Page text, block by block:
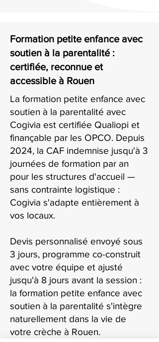
Formation petite enfance avec
soutien à la parentalité :
certifiée, reconnue et
accessible à Rouen
La formation petite enfance avec
soutien à la parentalité avec
Cogivia est certifiée Qualiopi et
finançable par les OPCO. Depuis
2024, la CAF indemnise jusqu'à 3
journées de formation par an
pour les structures d'accueil —
sans contrainte logistique :
Cogivia s'adapte entièrement à
vos locaux.
Devis personnalisé envoyé sous
3 jours, programme co-construit
avec votre équipe et ajusté
jusqu'à 8 jours avant la session :
la formation petite enfance avec
soutien à la parentalité s'intègre
naturellement dans la vie de
votre crèche à Rouen.